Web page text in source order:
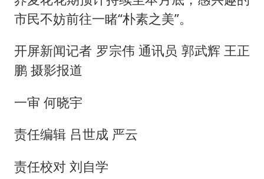
市民不妨前往一睹“朴素之美”。
开屏新闻记者 罗宗伟 通讯员 郭武辉 王正
鹏 摄影报道
一审 何晓宇
责任编辑 吕世成 严云
责任校对 刘自学